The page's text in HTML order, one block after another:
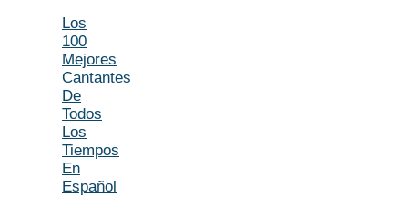
Los
100
Mejores
Cantantes
De
Todos
Los
Tiempos
En
Español